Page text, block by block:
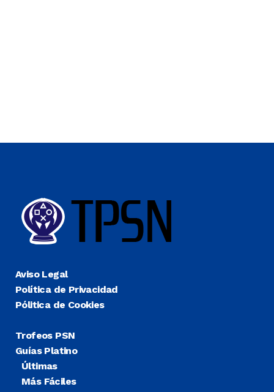
Aviso Legal
Política de Privacidad
Pólitica de Cookies
Trofeos PSN
Guías Platino
Últimas
Más Fáciles